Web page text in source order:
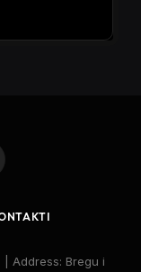
| Address: Bregu i